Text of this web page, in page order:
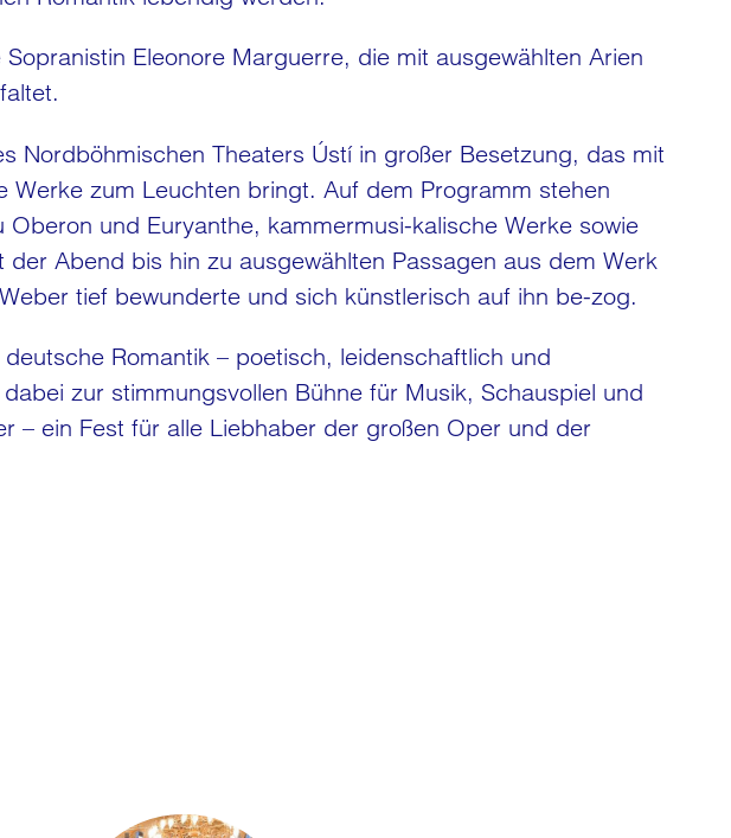
Eleonore Marguerre, die mit ausgewählten Arien
Nordböhmischen Theaters Ústí in großer Besetzung, das mit
zum Leuchten bringt. Auf dem Programm stehen
und Euryanthe, kammermusi-kalische Werke sowie
Abend bis hin zu ausgewählten Passagen aus dem Werk
tief bewunderte und sich künstlerisch auf ihn be-zog.
Romantik – poetisch, leidenschaftlich und
zur stimmungsvollen Bühne für Musik, Schauspiel und
– ein Fest für alle Liebhaber der großen Oper und der